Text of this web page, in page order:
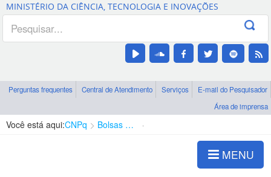
Canais
MINISTÉRIO DA CIÊNCIA, TECNOLOGIA E INOVAÇÕES
Perguntas frequentes Central de Atendimento Serviços
E-mail do Pesquisador
Área de imprensa
Você está aqui:CNPq Bolsas e Auxílios Vigentes
MENU